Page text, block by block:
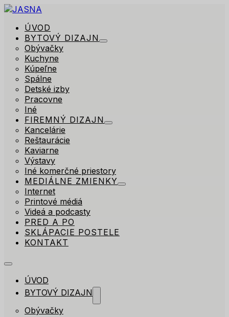
ÚVOD
BYTOVÝ DIZAJN
Obývačky
Kuchyne
Kúpeľne
Spálne
Detské izby
Pracovne
Iné
FIREMNÝ DIZAJN
Kancelárie
Reštaurácie
Kaviarne
Výstavy
Iné komerčné priestory
MEDIÁLNE ZMIENKY
Internet
Printové médiá
Videá a podcasty
PRED A PO
SKLÁPACIE POSTELE
KONTAKT
ÚVOD
BYTOVÝ DIZAJN
Obývačky